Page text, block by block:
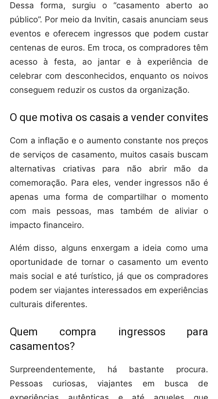
Dessa forma, surgiu o “casamento aberto ao
público”. Por meio da Invitin, casais anunciam seus
eventos e oferecem ingressos que podem custar
centenas de euros. Em troca, os compradores têm
acesso à festa, ao jantar e à experiência de
celebrar com desconhecidos, enquanto os noivos
conseguem reduzir os custos da organização.
O que motiva os casais a vender convites
Com a inflação e o aumento constante nos preços
de serviços de casamento, muitos casais buscam
alternativas criativas para não abrir mão da
comemoração. Para eles, vender ingressos não é
apenas uma forma de compartilhar o momento
com mais pessoas, mas também de aliviar o
impacto financeiro.
Além disso, alguns enxergam a ideia como uma
oportunidade de tornar o casamento um evento
mais social e até turístico, já que os compradores
podem ser viajantes interessados em experiências
culturais diferentes.
Quem compra ingressos para
casamentos?
Surpreendentemente, há bastante procura.
Pessoas curiosas, viajantes em busca de